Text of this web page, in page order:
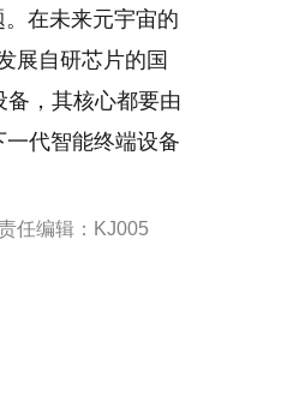
在未来元宇宙的
展自研芯片的国
，其核心都要由
代智能终端设备
任编辑：KJ005